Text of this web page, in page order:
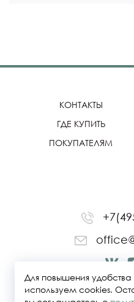
КОНТАКТЫ
ГДЕ КУПИТЬ
ПОКУПАТЕЛЯМ
Для повышения
используем cookies.